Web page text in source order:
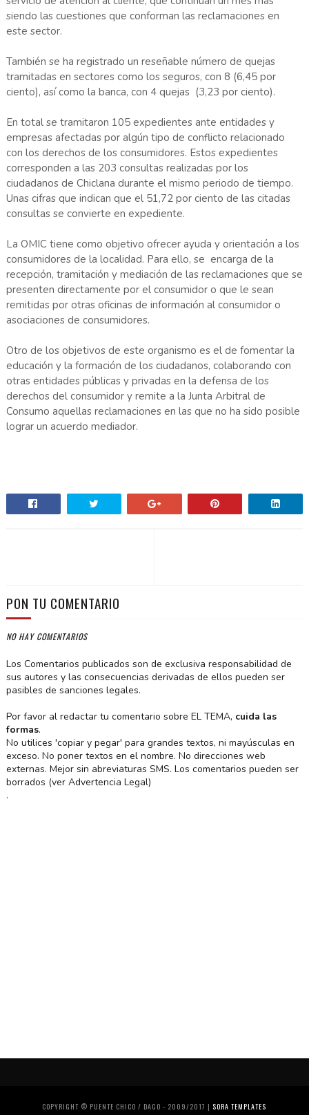
siendo las cuestiones que conforman las reclamaciones en
este sector.
También se ha registrado un reseñable número de quejas
tramitadas en sectores como los seguros, con 8 (6,45 por
ciento), así como la banca, con 4 quejas (3,23 por ciento).
En total se tramitaron 105 expedientes ante entidades y
empresas afectadas por algún tipo de conflicto relacionado
con los derechos de los consumidores. Estos expedientes
corresponden a las 203 consultas realizadas por los
ciudadanos de Chiclana durante el mismo periodo de tiempo.
Unas cifras que indican que el 51,72 por ciento de las citadas
consultas se convierte en expediente.
La OMIC tiene como objetivo ofrecer ayuda y orientación a los
consumidores de la localidad. Para ello, se encarga de la
recepción, tramitación y mediación de las reclamaciones que se
presenten directamente por el consumidor o que le sean
remitidas por otras oficinas de información al consumidor o
asociaciones de consumidores.
Otro de los objetivos de este organismo es el de fomentar la
educación y la formación de los ciudadanos, colaborando con
otras entidades públicas y privadas en la defensa de los
derechos del consumidor y remite a la Junta Arbitral de
Consumo aquellas reclamaciones en las que no ha sido posible
lograr un acuerdo mediador.
PON TU COMENTARIO
NO HAY COMENTARIOS
Los Comentarios publicados son de exclusiva responsabilidad de
sus autores y las consecuencias derivadas de ellos pueden ser
pasibles de sanciones legales.
Por favor al redactar tu comentario sobre EL TEMA, cuida las
formas.
No utilices 'copiar y pegar' para grandes textos, ni mayúsculas en
exceso. No poner textos en el nombre. No direcciones web
externas. Mejor sin abreviaturas SMS. Los comentarios pueden ser
borrados (ver Advertencia Legal)
.
COPYRIGHT © PUENTE CHICO / DAGO - 2009/2017 | SORA TEMPLATES